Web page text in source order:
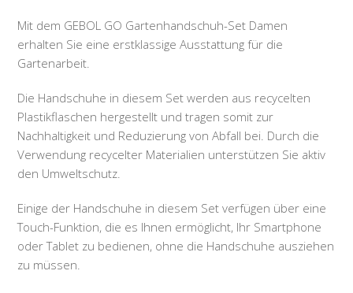
Mit dem GEBOL GO Gartenhandschuh-Set Damen
erhalten Sie eine erstklassige Ausstattung für die
Gartenarbeit.
Die Handschuhe in diesem Set werden aus recycelten
Plastikflaschen hergestellt und tragen somit zur
Nachhaltigkeit und Reduzierung von Abfall bei. Durch die
Verwendung recycelter Materialien unterstützen Sie aktiv
den Umweltschutz.
Einige der Handschuhe in diesem Set verfügen über eine
Touch-Funktion, die es Ihnen ermöglicht, Ihr Smartphone
oder Tablet zu bedienen, ohne die Handschuhe ausziehen
zu müssen.